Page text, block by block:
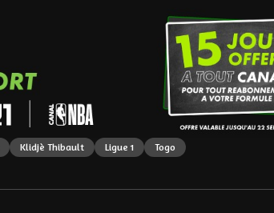
Klidjè Thibault Ligue 1 Togo